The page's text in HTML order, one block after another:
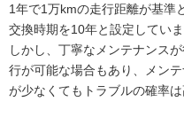
1年で1万kmの走行距離が基準
交換時期を10年と設定していま
しかし、丁寧なメンテナンス
行が可能な場合もあり、メン
が少なくてもトラブルの確率は